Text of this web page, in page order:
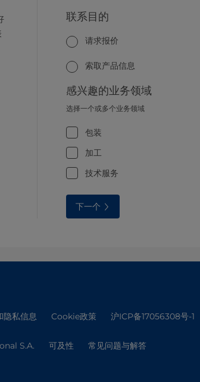
联系目的
请求报价
索取产品信息
感兴趣的业务领域
选择一个或多个业务领域
包装
加工
技术服务
下一个
隐私信息 Cookie政策 沪ICP备17056308号-1
S.A. 可及性 常见问题与解答